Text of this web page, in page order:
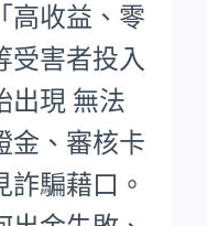
高收益、零
受害者投入
出現 無法
金、審核卡
騙藉口。